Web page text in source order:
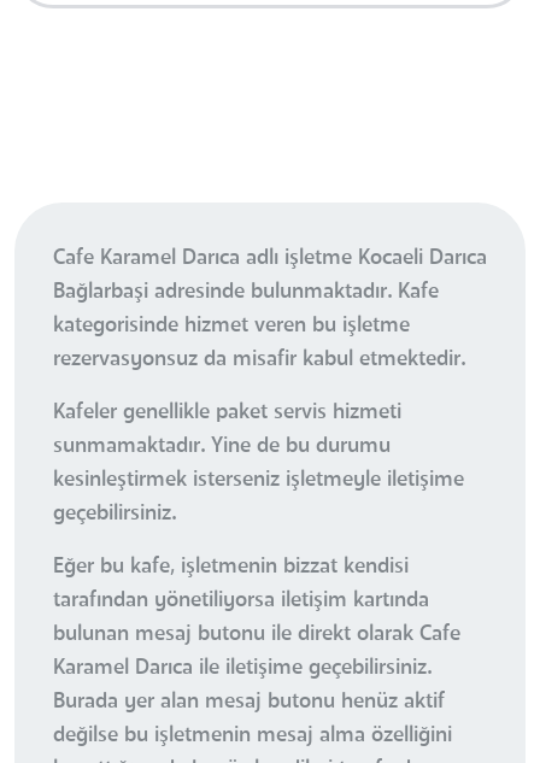
Cafe Karamel Darıca adlı işletme Kocaeli Darıca
Bağlarbaşi adresinde bulunmaktadır. Kafe
kategorisinde hizmet veren bu işletme
rezervasyonsuz da misafir kabul etmektedir.
Kafeler genellikle paket servis hizmeti
sunmamaktadır. Yine de bu durumu
kesinleştirmek isterseniz işletmeyle iletişime
geçebilirsiniz.
Eğer bu kafe, işletmenin bizzat kendisi
tarafından yönetiliyorsa iletişim kartında
bulunan mesaj butonu ile direkt olarak Cafe
Karamel Darıca ile iletişime geçebilirsiniz.
Burada yer alan mesaj butonu henüz aktif
değilse bu işletmenin mesaj alma özelliğini